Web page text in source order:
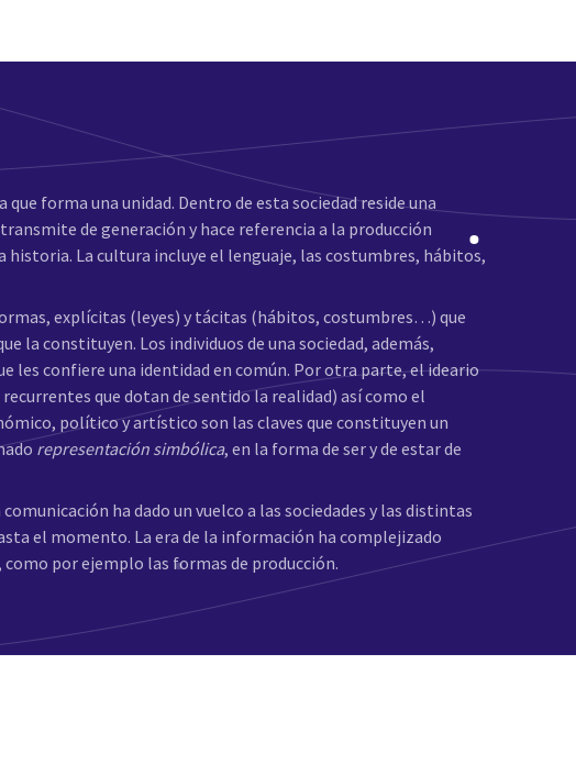
forma una unidad. Dentro de esta sociedad reside una
de generación y hace referencia a la producción
La cultura incluye el lenguaje, las costumbres, hábitos,
explícitas (leyes) y tácitas (hábitos, costumbres…) que
la constituyen. Los individuos de una sociedad, además,
les confiere una identidad en común. Por otra parte, el ideario
que dotan de sentido la realidad) así como el
político y artístico son las claves que constituyen un
representación simbólica, en la forma de ser y de estar de
ha dado un vuelco a las sociedades y las distintas
el momento. La era de la información ha complejizado
por ejemplo las formas de producción.